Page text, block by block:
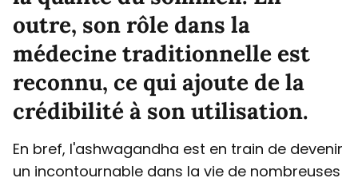
outre, son rôle dans la
médecine traditionnelle est
reconnu, ce qui ajoute de la
crédibilité à son utilisation.
En bref, l'ashwagandha est en train de devenir
un incontournable dans la vie de nombreuses